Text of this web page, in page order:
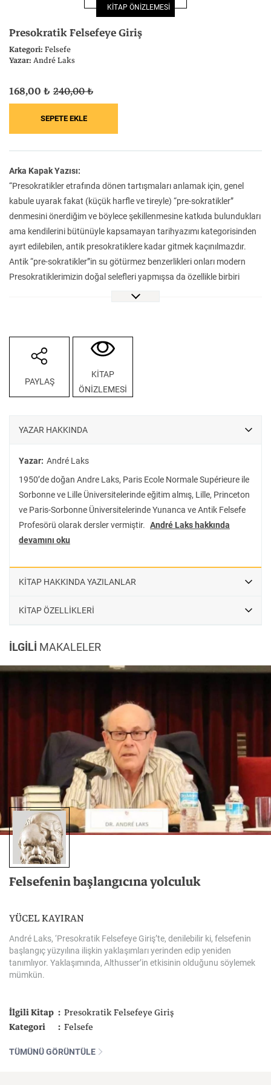
Felsefe Kesişimler
İnsan ve Toplum
Klasik
KİTAP ÖNİZLEMESİ
Presokratik Felsefeye Giriş
Kategori:Felsefe
Yazar:André Laks
Arka Kapak Yazısı:
“Presokratikler etrafında dönen tartışmaları anlamak için, genel
kabule uyarak fakat (küçük harfle ve tireyle) “pre-sokratikler”
denmesini önerdiğim ve böylece şekillenmesine katkıda bulundukları
ama kendilerini bütünüyle kapsamayan tarihyazımı kategorisinden
ayırt edilebilen, antik presokratiklere kadar gitmek kaçınılmazdır.
Antik “pre-sokratikler”in su götürmez benzerlikleri onları modern
Presokratiklerimizin doğal selefleri yapmışsa da özellikle birbiri
ardına giriştikleri meselelerin doğası göz önüne alındığında,
kitabında, felsefe tarihi okumalarında yaygın kabul gören
“Presokratik felsefe” dönemlendirmesini önde gelen figürlerinin
felsefi yaklaşımları üzerinden tartışmaya açıyor. “Presokratik
felsefe”ye ve bu alanda üretilmiş düşünce birikimine dair ayrıntılı bir
resim veren yazar ilgili literatüre dönüştürücü bir katkıda bulunuyor.
dönem üzerine bir değerlendirmeyle kalmayıp aynı zamanda J. P.
Gadamer’in felsefe tarihi görüşlerinin karşılaştırmalı bir okumasını
kitabının çok ötesinde, ufuk açıcı bir Erken Dönem Yunan Felsefesi
168,00 ₺ 240,00 ₺
PAYLAŞ
KİTAP
ÖNİZLEMESİ
YAZAR HAKKINDA
Yazar: André Laks
1950’de doğan Andre Laks, Paris Ecole Normale Supérieure ile
Sorbonne ve Lille Üniversitelerinde eğitim almış, Lille, Princeton
ve Paris-Sorbonne Üniversitelerinde Yunanca ve Antik Felsefe
Profesörü olarak dersler vermiştir. André Laks hakkında
devamını oku
KİTAP HAKKINDA YAZILANLAR
KİTAP ÖZELLİKLERİ
İLGİLİ MAKALELER
Felsefeninbaşlangıcınayolculuk
YÜCEL KAYIRAN
André Laks, ‘Presokratik Felsefeye Giriş’te, denilebilir ki, felsefenin
başlangıçyüzyılına ilişkin yaklaşımlarıyerinden edip yeniden
tanımlıyor. Yaklaşımında, Althusser’in etkisinin olduğunu söylemek
mümkün.
İlgili Kitap
Presokratik Felsefeye Giriş
Kategori
Felsefe
TÜMÜNÜ GÖRÜNTÜLE